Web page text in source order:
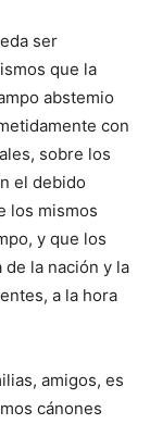
ser
que la
abstemio
con
sobre los
el debido
los mismos
y que los
la nación y la
a la hora
amigos, es
cánones